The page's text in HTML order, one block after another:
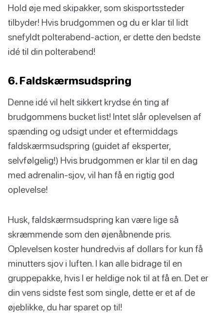
Hold øje med skipakker, som skisportssteder
tilbyder! Hvis brudgommen og du er klar til lidt
snefyldt polterabend-action, er dette den bedste
idé til din polterabend!
6. Faldskærmsudspring
Denne idé vil helt sikkert krydse én ting af
brudgommens bucket list! Intet slår oplevelsen af
spænding og udsigt under et eftermiddags
faldskærmsudspring (guidet af eksperter,
selvfølgelig!) Hvis brudgommen er klar til en dag
med adrenalin-sjov, vil han få en rigtig god
oplevelse!
Husk, faldskærmsudspring kan være lige så
skræmmende som den øjenåbnende pris.
Oplevelsen koster hundredvis af dollars for kun få
minutters sjov i luften. I kan alle bidrage til en
gruppepakke, hvis I er heldige nok til at få en. Det er
din vens sidste fest som single, dette er et af de
øjeblikke, du har sparet op til!